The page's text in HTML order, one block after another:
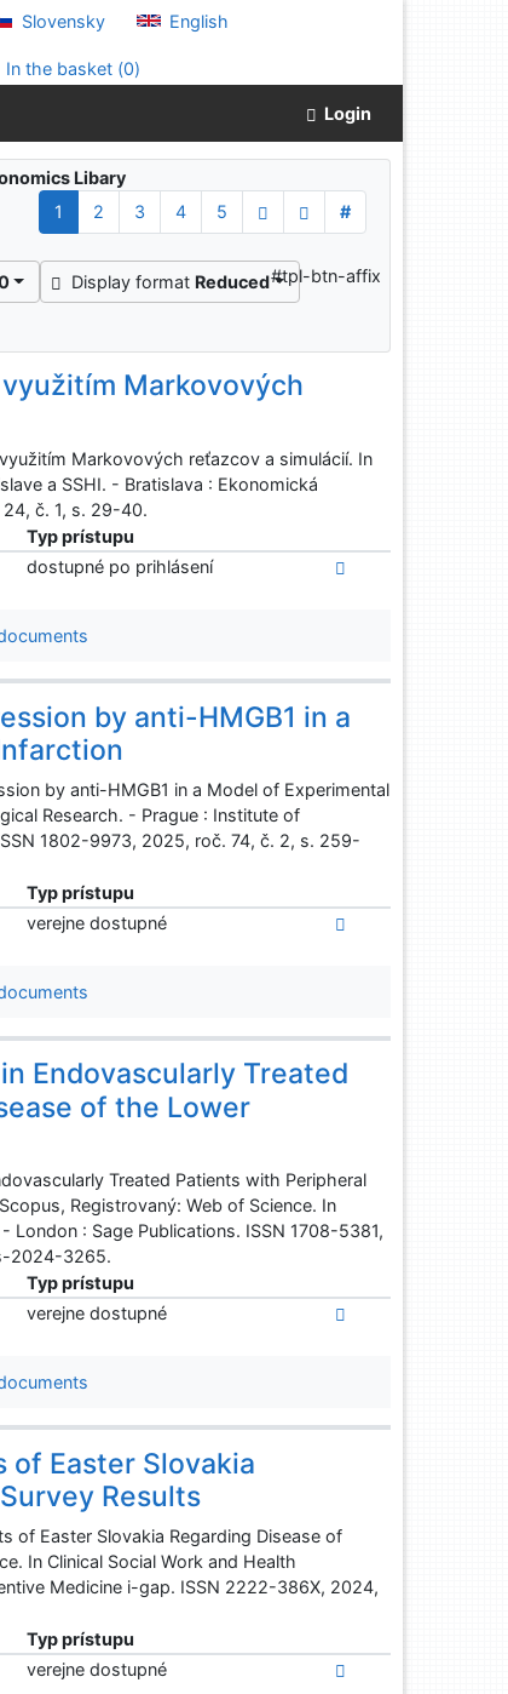
Slovensky English
In the basket (0)
Login
Libary
1 2 3 4 5
#
Display format Reduced#tpl-btn-affix
Markovových
Markovových reťazcov a simulácií. In
a SSHI. - Bratislava : Ekonomická
č. 1, s. 29-40.
Typ prístupu
dostupné po prihlásení
by anti-HMGB1 in a
by anti-HMGB1 in a Model of Experimental
Research. - Prague : Institute of
1802-9973, 2025, roč. 74, č. 2, s. 259-
Typ prístupu
verejne dostupné
Endovascularly Treated
of the Lower
Treated Patients with Peripheral
Registrovaný: Web of Science. In
London : Sage Publications. ISSN 1708-5381,
2024-3265.
Typ prístupu
verejne dostupné
Easter Slovakia
Results
of Easter Slovakia Regarding Disease of
In Clinical Social Work and Health
Medicine i-gap. ISSN 2222-386X, 2024,
Typ prístupu
verejne dostupné